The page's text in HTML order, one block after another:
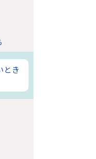
とき